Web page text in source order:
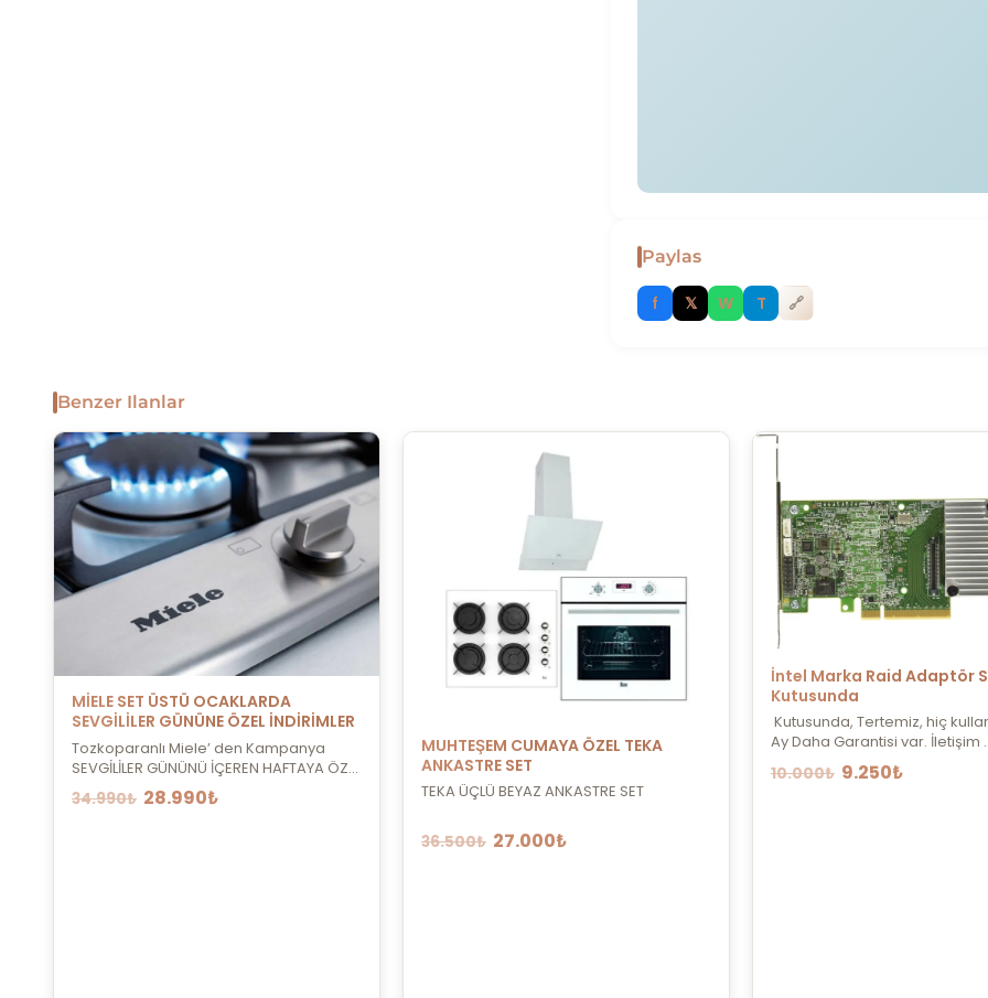
Paylas
f 𝕏 W T 🔗
Benzer Ilanlar
MİELE SET ÜSTÜ OCAKLARDA
SEVGİLİLER GÜNÜNE ÖZEL İNDİRİMLER
Tozkoparanlı Miele’ den Kampanya
SEVGİLİLER GÜNÜNÜ İÇEREN HAFTAYA ÖZEL
İND...
34.990₺ 28.990₺
MUHTEŞEM CUMAYA ÖZEL TEKA
ANKASTRE SET
TEKA ÜÇLÜ BEYAZ ANKASTRE SET
36.500₺ 27.000₺
İntel Marka Raid Adaptör
Kutusunda
Kutusunda, Tertemiz, hiç
Ay Daha Garantisi var. İletişim
10.000₺ 9.250₺